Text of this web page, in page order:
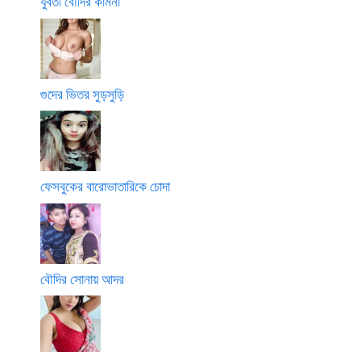
গুদের ভিতর সুড়সুড়ি
ফেসবুকের বারোভাতারিকে চোদা
বৌদির সোনায় আদর